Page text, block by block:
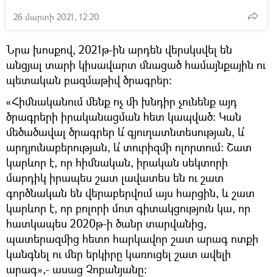
26 մարտի 2021, 12:20
Նրա խոսքով, 2021թ-ին արդեն վերսկսվել են
անցյալ տարի կիսավարտ մնացած համայնքային ու
պետական բազմաթիվ ծրագրեր:
«Հիմնականում մենք ոչ մի խնդիր չունենք այդ
ծրագրերի իրականացման հետ կապված: Կան
մեծածավալ ծրագրեր և՛ գյուղատնտեսության, և՛
արդյունաբերության, և՛ տուրիզմի ոլորտում: Շատ
կարևոր է, որ հիմնական, իրական սեկտորի
մարդիկ իրապես շատ լավատես են ու շատ
գործնական են վերաբերվում այս հարցին, և շատ
կարևոր է, որ բոլորի մոտ գիտակցություն կա, որ
հատկապես 2020թ-ի ծանր տարվանից,
պատերազմից հետո հարկավոր շատ արագ ոտքի
կանգնել ու մեր երկիրը կառուցել շատ ավելի
արագ»,- ասաց Չոբանյանը: